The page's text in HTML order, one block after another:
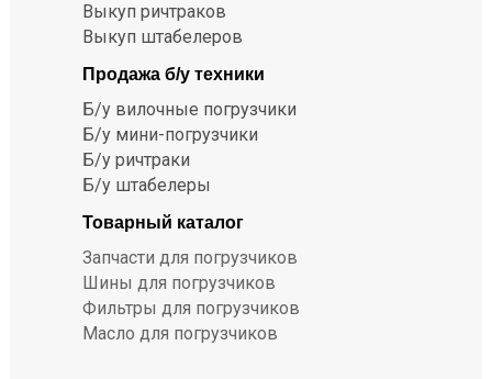
Выкуп ричтраков
Выкуп штабелеров
Продажа б/у техники
Б/у вилочные погрузчики
Б/у мини-погрузчики
Б/у ричтраки
Б/у штабелеры
Товарный каталог
Запчасти для погрузчиков
Шины для погрузчиков
Фильтры для погрузчиков
Масло для погрузчиков